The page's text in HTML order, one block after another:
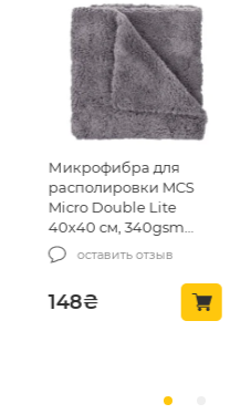
Микрофибра для
располировки MCS
Micro Double Lite
40х40 см, 340gsm
(MCS-03/1)оставить отзыв
148₴